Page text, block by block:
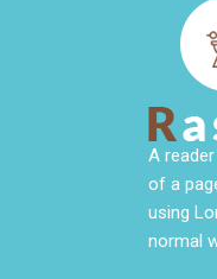
A
of a
using
normal